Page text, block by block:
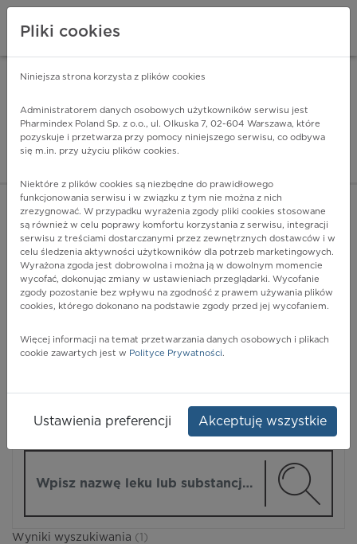
Pharmindex - lider
ZALOGUJ SIĘ
POKAŻ FILTRY
Pharmindex
Wyniki wyszukiwania (1)
Pliki cookies
Niniejsza strona korzysta z plików cookies
Administratorem danych osobowych użytkowników serwisu jest
Pharmindex Poland Sp. z o.o., ul. Olkuska 7, 02-604 Warszawa, które
pozyskuje i przetwarza przy pomocy niniejszego serwisu, co odbywa
się m.in. przy użyciu plików cookies.
Niektóre z plików cookies są niezbędne do prawidłowego
funkcjonowania serwisu i w związku z tym nie można z nich
zrezygnować. W przypadku wyrażenia zgody pliki cookies stosowane
są również w celu poprawy komfortu korzystania z serwisu, integracji
serwisu z treściami dostarczanymi przez zewnętrznych dostawców i w
celu śledzenia aktywności użytkowników dla potrzeb marketingowych.
Wyrażona zgoda jest dobrowolna i można ją w dowolnym momencie
wycofać, dokonując zmiany w ustawieniach przeglądarki. Wycofanie
zgody pozostanie bez wpływu na zgodność z prawem używania plików
cookies, którego dokonano na podstawie zgody przed jej wycofaniem.
Więcej informacji na temat przetwarzania danych osobowych i plikach
cookie zawartych jest w Polityce Prywatności.
Ustawienia preferencji Akceptuję wszystkie
ZA DARMO - w Google Play INSTALUJ